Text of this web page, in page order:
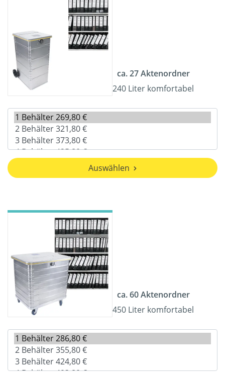
ca. 27 Aktenordner
240 Liter komfortabel
Auswählen
ca. 60 Aktenordner
450 Liter komfortabel